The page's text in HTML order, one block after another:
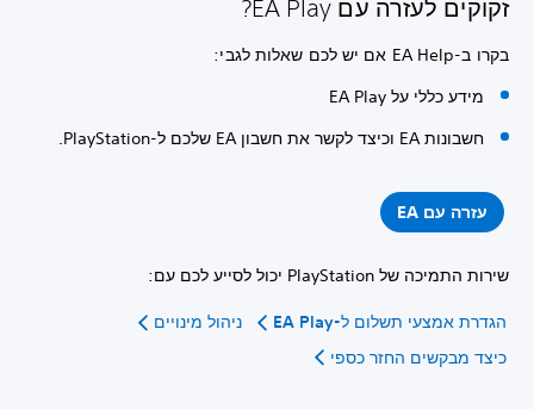
זקוקים לעזרה עם EA Play?
בקרו ב-EA Help אם יש לכם שאלות לגבי:
מידע כללי על EA Play
חשבונות EA וכיצד לקשר את חשבון EA שלכם ל-PlayStation.
עזרה עם EA
שירות התמיכה של PlayStation יכול לסייע לכם עם:
הגדרת אמצעי תשלום ל-EA Play
ניהול מינויים
כיצד מבקשים החזר כספי